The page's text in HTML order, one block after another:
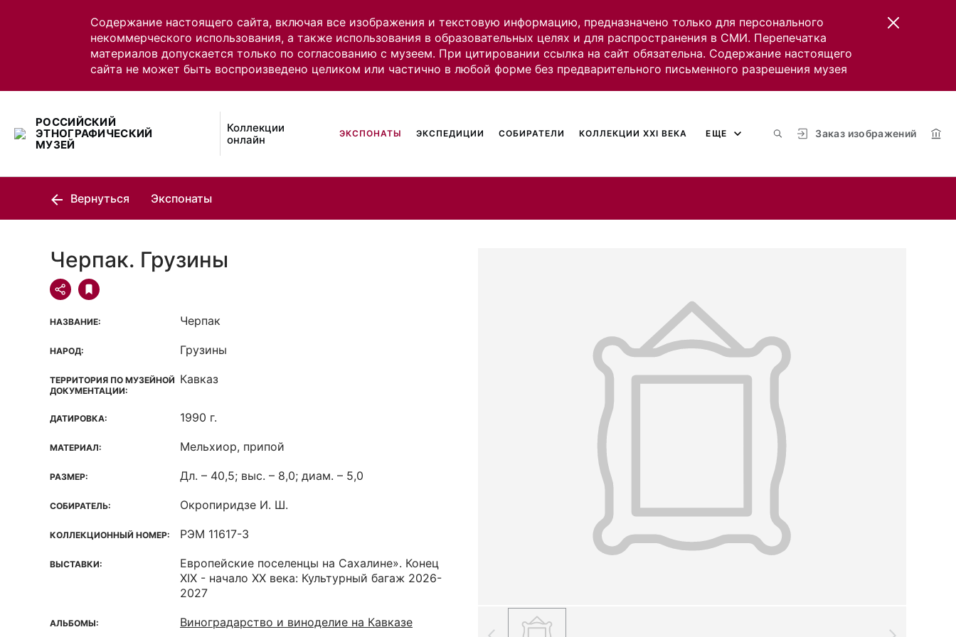
Содержание настоящего сайта, включая все изображения и текстовую информацию, предназначено только для персонального
некоммерческого использования, а также использования в образовательных целях и для распространения в СМИ. Перепечатка
материалов допускается только по согласованию с музеем. При цитировании ссылка на сайт обязательна. Содержание настоящего
сайта не может быть воспроизведено целиком или частично в любой форме без предварительного письменного разрешения музея
РОССИЙСКИЙ
ЭТНОГРАФИЧЕСКИЙ
МУЗЕЙ
Коллекции
онлайн
Заказ изображений
ЭКСПОНАТЫ ЭКСПЕДИЦИИ СОБИРАТЕЛИ КОЛЛЕКЦИИ XXI ВЕКА ЕЩЕ
Вернуться Экспонаты
Черпак. Грузины
НАЗВАНИЕ: Черпак
НАРОД: Грузины
ТЕРРИТОРИЯ ПО МУЗЕЙНОЙ
ДОКУМЕНТАЦИИ:
Кавказ
ДАТИРОВКА: 1990 г.
МАТЕРИАЛ: Мельхиор, припой
РАЗМЕР: Дл. – 40,5; выс. – 8,0; диам. – 5,0
СОБИРАТЕЛЬ: Окропиридзе И. Ш.
КОЛЛЕКЦИОННЫЙ НОМЕР: РЭМ 11617-3
ВЫСТАВКИ:
Европейские поселенцы на Сахалине». Конец
XIX - начало XX века: Культурный багаж 2026-
2027
АЛЬБОМЫ: Виноградарство и виноделие на Кавказе